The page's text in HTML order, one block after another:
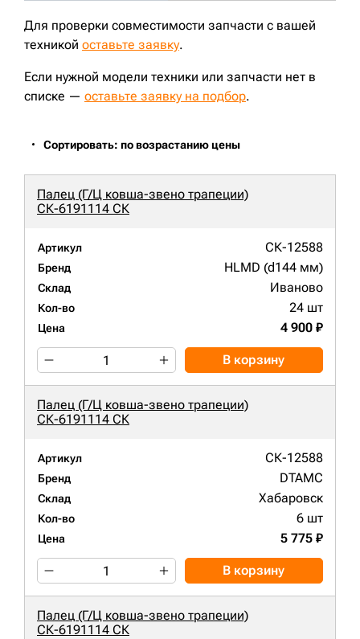
EX165LC;ZX240; EX230LCH-5;JohnDeere2154D;
EX200LCK-2;ZX180-3;ZX240N-3;ZX180LC-3;
JohnDeere2054;CLG220LC;ZX210LC-3;
Для проверки совместимости запчасти с вашей
техникой оставьте заявку.
Если нужной модели техники или запчасти нет в
списке — оставьте заявку на подбор.
Сортировать: по возрастанию цены
Палец (Г/Ц ковша-звено трапеции)
СК-6191114 СК
Артикул СК-12588
Бренд HLMD (d144 мм)
Склад Иваново
Кол-во 24 шт
Цена 4 900 ₽
В корзину
Палец (Г/Ц ковша-звено трапеции)
СК-6191114 СК
Артикул СК-12588
Бренд DTAMC
Склад Хабаровск
Кол-во 6 шт
Цена 5 775 ₽
В корзину
Палец (Г/Ц ковша-звено трапеции)
СК-6191114 СК